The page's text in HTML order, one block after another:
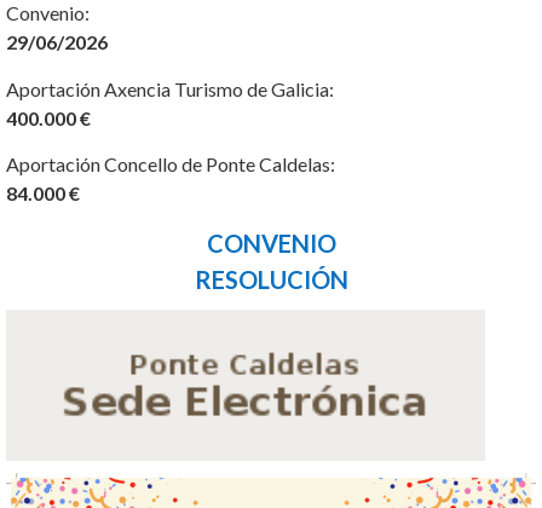
Convenio:
29/06/2026
Aportación Axencia Turismo de Galicia:
400.000 €
Aportación Concello de Ponte Caldelas:
84.000 €
CONVENIO
RESOLUCIÓN